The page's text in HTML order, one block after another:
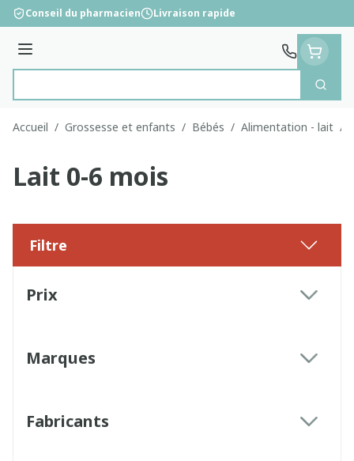
Aller au contenu
Conseil du pharmacien Livraison rapide
Menu
Accueil / Grossesse et enfants / Bébés / Alimentation - lait /
Lait 0-6 mois
Filtre
Prix
Marques
Fabricants